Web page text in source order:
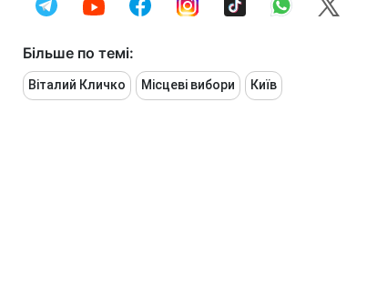
Більше по темі:
Віталий Кличко Місцеві вибори Київ